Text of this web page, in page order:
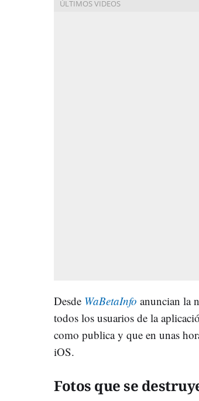
Desde WaBetaInfo anuncian la
todos los usuarios de la
como publica y que en unas
iOS.
Fotos que se